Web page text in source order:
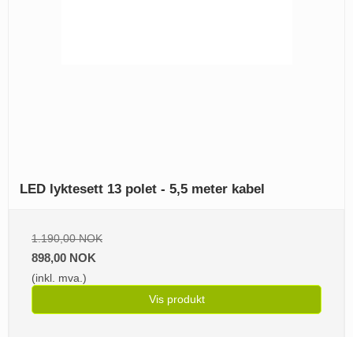
LED lyktesett 13 polet - 5,5 meter kabel
1.190,00 NOK
898,00 NOK
(inkl. mva.)
Vis produkt